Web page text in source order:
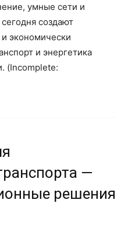
умные сети и
создают
экономически
и энергетика
(Incomplete:
—
решения